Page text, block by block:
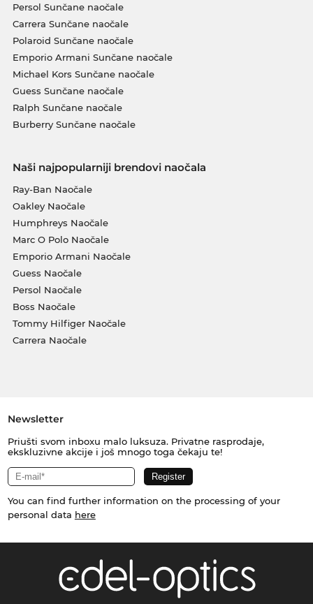
Persol Sunčane naočale
Carrera Sunčane naočale
Polaroid Sunčane naočale
Emporio Armani Sunčane naočale
Michael Kors Sunčane naočale
Guess Sunčane naočale
Ralph Sunčane naočale
Burberry Sunčane naočale
Naši najpopularniji brendovi naočala
Ray-Ban Naočale
Oakley Naočale
Humphreys Naočale
Marc O Polo Naočale
Emporio Armani Naočale
Guess Naočale
Persol Naočale
Boss Naočale
Tommy Hilfiger Naočale
Carrera Naočale
Newsletter
Priušti svom inboxu malo luksuza. Privatne rasprodaje,
ekskluzivne akcije i još mnogo toga čekaju te!
You can find further information on the processing of your
personal data here